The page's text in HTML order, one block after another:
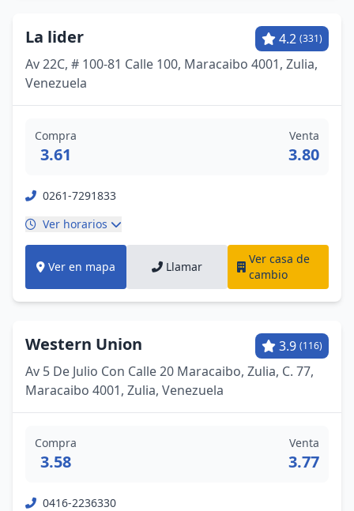
La lider 4.2 (331)
Av 22C, # 100-81 Calle 100, Maracaibo 4001, Zulia,
Venezuela
Compra
3.61
Venta
3.80
0261-7291833
Ver horarios
Ver en mapa Llamar
Ver casa de
cambio
Western Union 3.9 (116)
Av 5 De Julio Con Calle 20 Maracaibo, Zulia, C. 77,
Maracaibo 4001, Zulia, Venezuela
Compra
3.58
Venta
3.77
0416-2236330